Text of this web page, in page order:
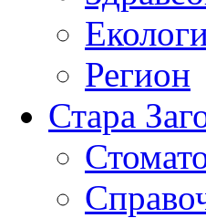
Регион
Стара